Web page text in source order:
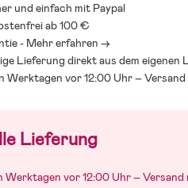
und einfach mit Paypal
ab 100 €
- Mehr erfahren ->
Lieferung direkt aus dem eigenen
Werktagen vor 12:00 Uhr – Versand
Lieferung
Werktagen vor 12:00 Uhr – Versand